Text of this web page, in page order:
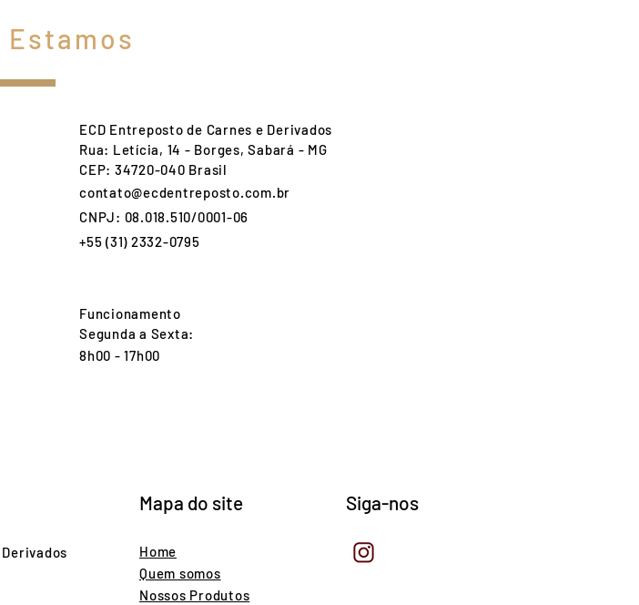
Estamos
ECD Entreposto de Carnes e Derivados
Rua: Letícia, 14 - Borges, Sabará - MG
CEP: 34720-040 Brasil
contato@ecdentreposto.com.br
CNPJ: 08.018.510/0001-06
+55 (31) 2332-0795
Funcionamento
Segunda a Sexta:
8h00 - 17h00
Mapa do site Siga-nos
Home
Quem somos
Nossos Produtos